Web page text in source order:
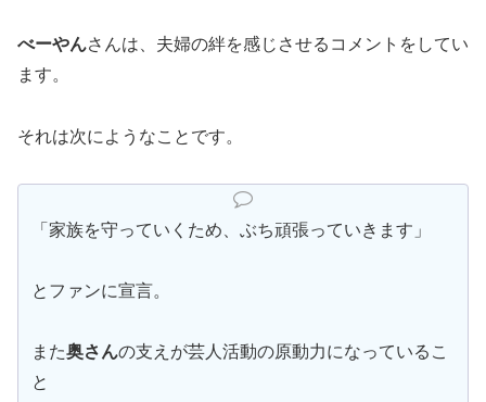
べーやんさんは、夫婦の絆を感じさせるコメントをしてい
ます。
それは次にようなことです。
「家族を守っていくため、ぶち頑張っていきます」
とファンに宣言。
また奥さんの支えが芸人活動の原動力になっているこ
と